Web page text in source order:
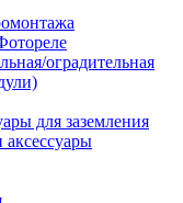
оградительная
для заземления